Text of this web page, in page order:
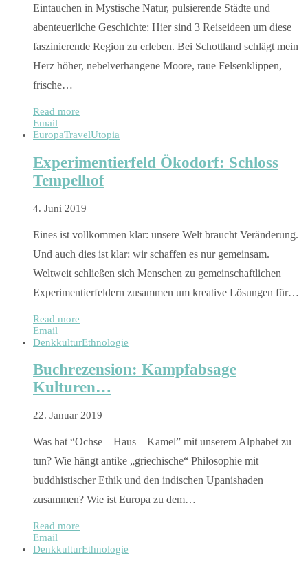
Eintauchen in Mystische Natur, pulsierende Städte und
abenteuerliche Geschichte: Hier sind 3 Reiseideen um diese
faszinierende Region zu erleben. Bei Schottland schlägt mein
Herz höher, nebelverhangene Moore, raue Felsenklippen,
frische…
Read more
Email
EuropaTravelUtopia
Experimentierfeld Ökodorf: Schloss
Tempelhof
4. Juni 2019
Eines ist vollkommen klar: unsere Welt braucht Veränderung.
Und auch dies ist klar: wir schaffen es nur gemeinsam.
Weltweit schließen sich Menschen zu gemeinschaftlichen
Experimentierfeldern zusammen um kreative Lösungen für…
Read more
Email
DenkkulturEthnologie
Buchrezension: Kampfabsage
Kulturen…
22. Januar 2019
Was hat “Ochse – Haus – Kamel” mit unserem Alphabet zu
tun? Wie hängt antike „griechische“ Philosophie mit
buddhistischer Ethik und den indischen Upanishaden
zusammen? Wie ist Europa zu dem…
Read more
Email
DenkkulturEthnologie